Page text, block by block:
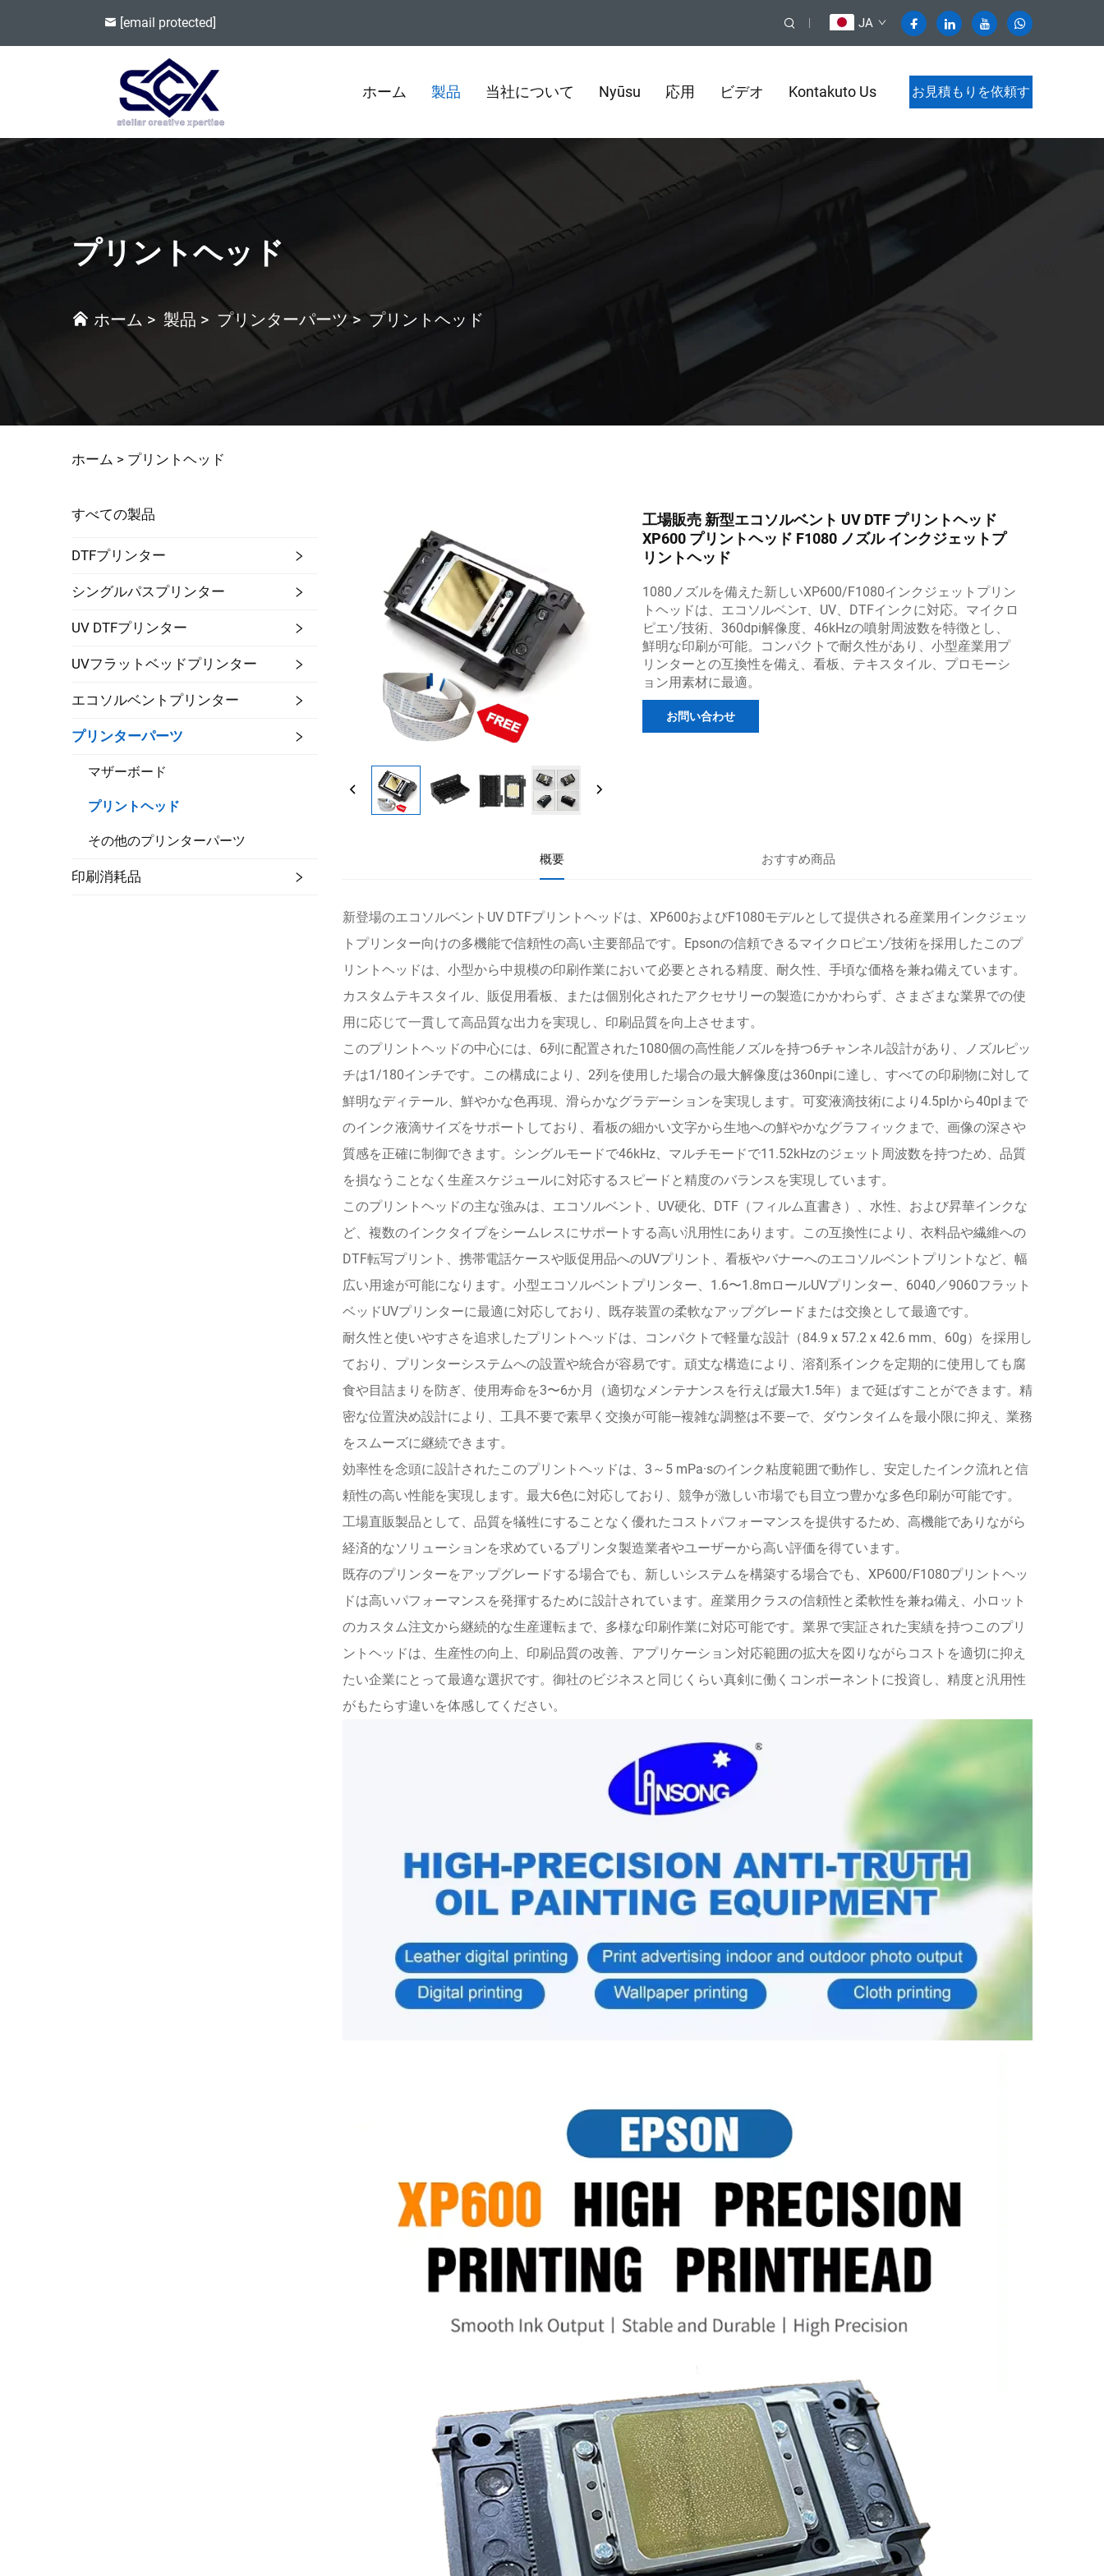
[email protected] JA
ホーム 製品 当社について Nyūsu 応用 ビデオ Kontakuto Us お見積もりを依頼す
プリントヘッド
ホーム > 製品 > プリンターパーツ>プリントヘッド
ホーム > プリントヘッド
すべての製品
DTFプリンター
シングルパスプリンター
UV DTFプリンター
UVフラットベッドプリンター
エコソルベントプリンター
プリンターパーツ
マザーボード
プリントヘッド
その他のプリンターパーツ
印刷消耗品
工場販売 新型エコソルベント UV DTF プリントヘッド
XP600 プリントヘッド F1080 ノズル インクジェットプ
リントヘッド
1080ノズルを備えた新しいXP600/F1080インクジェットプリン
トヘッドは、エコソルベンт、UV、DTFインクに対応。マイクロ
ピエゾ技術、360dpi解像度、46kHzの噴射周波数を特徴とし、
鮮明な印刷が可能。コンパクトで耐久性があり、小型産業用プ
リンターとの互換性を備え、看板、テキスタイル、プロモーシ
ョン用素材に最適。
お問い合わせ
概要 おすすめ商品
新登場のエコソルベントUV DTFプリントヘッドは、XP600およびF1080モデルとして提供される産業用インクジェッ
トプリンター向けの多機能で信頼性の高い主要部品です。Epsonの信頼できるマイクロピエゾ技術を採用したこのプ
リントヘッドは、小型から中規模の印刷作業において必要とされる精度、耐久性、手頃な価格を兼ね備えています。
カスタムテキスタイル、販促用看板、または個別化されたアクセサリーの製造にかかわらず、さまざまな業界での使
用に応じて一貫して高品質な出力を実現し、印刷品質を向上させます。
このプリントヘッドの中心には、6列に配置された1080個の高性能ノズルを持つ6チャンネル設計があり、ノズルピッ
チは1/180インチです。この構成により、2列を使用した場合の最大解像度は360npiに達し、すべての印刷物に対して
鮮明なディテール、鮮やかな色再現、滑らかなグラデーションを実現します。可変液滴技術により4.5plから40plまで
のインク液滴サイズをサポートしており、看板の細かい文字から生地への鮮やかなグラフィックまで、画像の深さや
質感を正確に制御できます。シングルモードで46kHz、マルチモードで11.52kHzのジェット周波数を持つため、品質
を損なうことなく生産スケジュールに対応するスピードと精度のバランスを実現しています。
このプリントヘッドの主な強みは、エコソルベント、UV硬化、DTF（フィルム直書き）、水性、および昇華インクな
ど、複数のインクタイプをシームレスにサポートする高い汎用性にあります。この互換性により、衣料品や繊維への
DTF転写プリント、携帯電話ケースや販促用品へのUVプリント、看板やバナーへのエコソルベントプリントなど、幅
広い用途が可能になります。小型エコソルベントプリンター、1.6〜1.8mロールUVプリンター、6040／9060フラット
ベッドUVプリンターに最適に対応しており、既存装置の柔軟なアップグレードまたは交換として最適です。
耐久性と使いやすさを追求したプリントヘッドは、コンパクトで軽量な設計（84.9 x 57.2 x 42.6 mm、60g）を採用し
ており、プリンターシステムへの設置や統合が容易です。頑丈な構造により、溶剤系インクを定期的に使用しても腐
食や目詰まりを防ぎ、使用寿命を3〜6か月（適切なメンテナンスを行えば最大1.5年）まで延ばすことができます。精
密な位置決め設計により、工具不要で素早く交換が可能—複雑な調整は不要—で、ダウンタイムを最小限に抑え、業務
をスムーズに継続できます。
効率性を念頭に設計されたこのプリントヘッドは、3～5 mPa·sのインク粘度範囲で動作し、安定したインク流れと信
頼性の高い性能を実現します。最大6色に対応しており、競争が激しい市場でも目立つ豊かな多色印刷が可能です。
工場直販製品として、品質を犠牲にすることなく優れたコストパフォーマンスを提供するため、高機能でありながら
経済的なソリューションを求めているプリンタ製造業者やユーザーから高い評価を得ています。
既存のプリンターをアップグレードする場合でも、新しいシステムを構築する場合でも、XP600/F1080プリントヘッ
ドは高いパフォーマンスを発揮するために設計されています。産業用クラスの信頼性と柔軟性を兼ね備え、小ロット
のカスタム注文から継続的な生産運転まで、多様な印刷作業に対応可能です。業界で実証された実績を持つこのプリ
ントヘッドは、生産性の向上、印刷品質の改善、アプリケーション対応範囲の拡大を図りながらコストを適切に抑え
たい企業にとって最適な選択です。御社のビジネスと同じくらい真剣に働くコンポーネントに投資し、精度と汎用性
がもたらす違いを体感してください。